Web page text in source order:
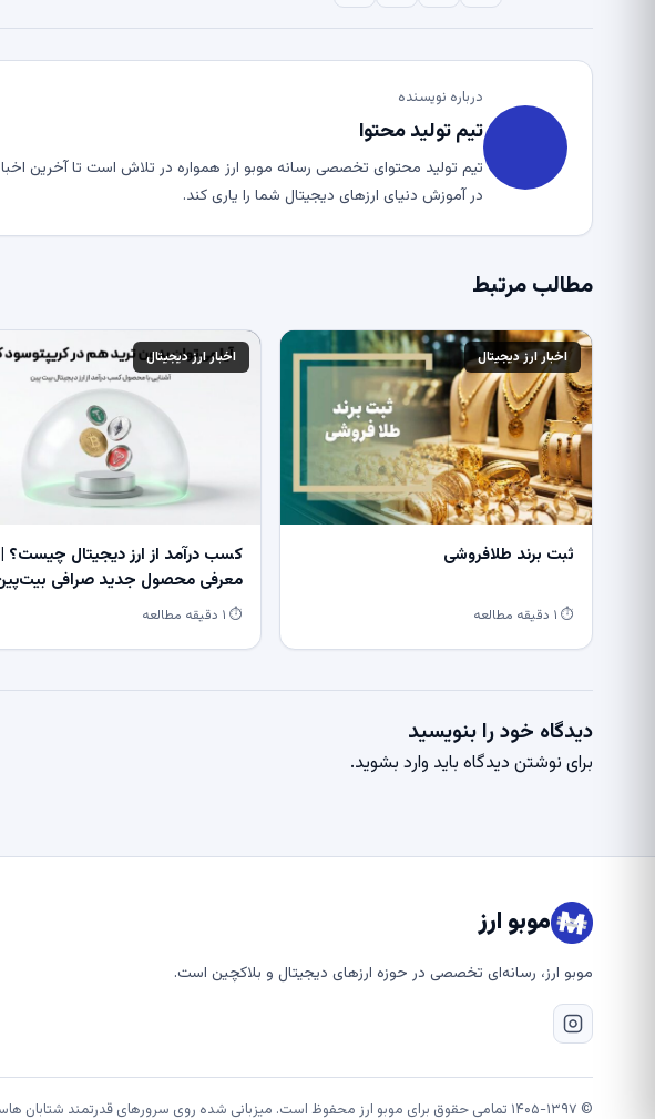
درباره نویسنده
تیم تولید محتوا
تیم تولید محتوای تخصصی رسانه موبو ارز همواره در تلاش است تا آخرین
در آموزش دنیای ارزهای دیجیتال شما را یاری کند.
مطالب مرتبط
اخبار ارز دیجیتال
ثبت برند طلافروشی
⏱ ۱ دقیقه مطالعه
اخبار ارز دیجیتال
کسب درآمد از ارز دیجیتال چیست؟ |
معرفی محصول جدید صرافی
⏱ ۱ دقیقه مطالعه
دیدگاه خود را بنویسید
برای نوشتن دیدگاه باید وارد بشوید.
موبو ارز
موبو ارز، رسانه‌ای تخصصی در حوزه ارزهای دیجیتال و بلاکچین است.
© ۱۴۰۵-۱۳۹۷ تمامی حقوق برای موبو ارز محفوظ است. میزبانی شده روی سرورهای قدرتمند شتابان هاست